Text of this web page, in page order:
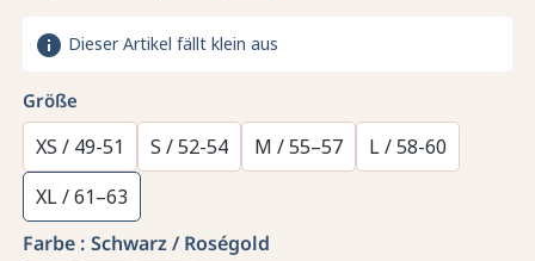
info Dieser Artikel fällt klein aus
Größe
XS / 49-51 S / 52-54 M / 55–57
L / 58-60
XL / 61–63
Farbe : Schwarz / Roségold